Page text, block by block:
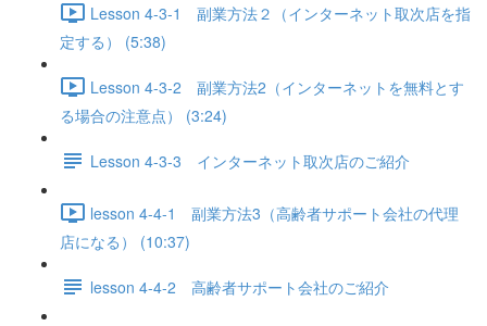
Lesson 4-3-1 副業方法２（インターネット取次店を指
定する） (5:38)
Lesson 4-3-2 副業方法2（インターネットを無料とす
る場合の注意点） (3:24)
Lesson 4-3-3 インターネット取次店のご紹介
lesson 4-4-1 副業方法3（高齢者サポート会社の代理
店になる） (10:37)
lesson 4-4-2 高齢者サポート会社のご紹介